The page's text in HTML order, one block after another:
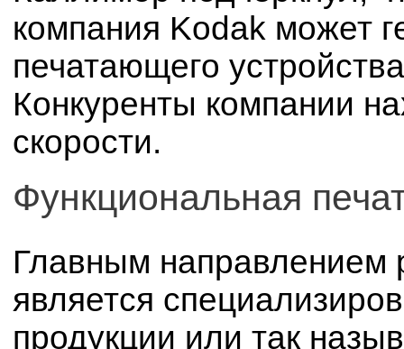
компания Kodak может
печатающего
Конкуренты компании
скорости.
Функциональная
Главным направлением
является
продукции или так